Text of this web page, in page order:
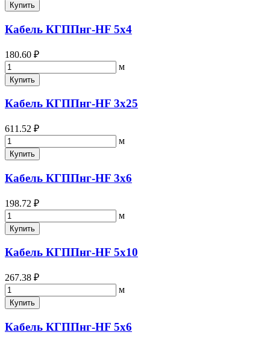
Купить
Кабель КГППнг-HF 5х4
180.60 ₽
м
Купить
Кабель КГППнг-HF 3х25
611.52 ₽
м
Купить
Кабель КГППнг-HF 3х6
198.72 ₽
м
Купить
Кабель КГППнг-HF 5х10
267.38 ₽
м
Купить
Кабель КГППнг-HF 5х6